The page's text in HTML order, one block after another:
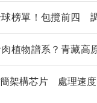
球榜單！包攬前四
植物譜系？青藏高
架構芯片 處理速度